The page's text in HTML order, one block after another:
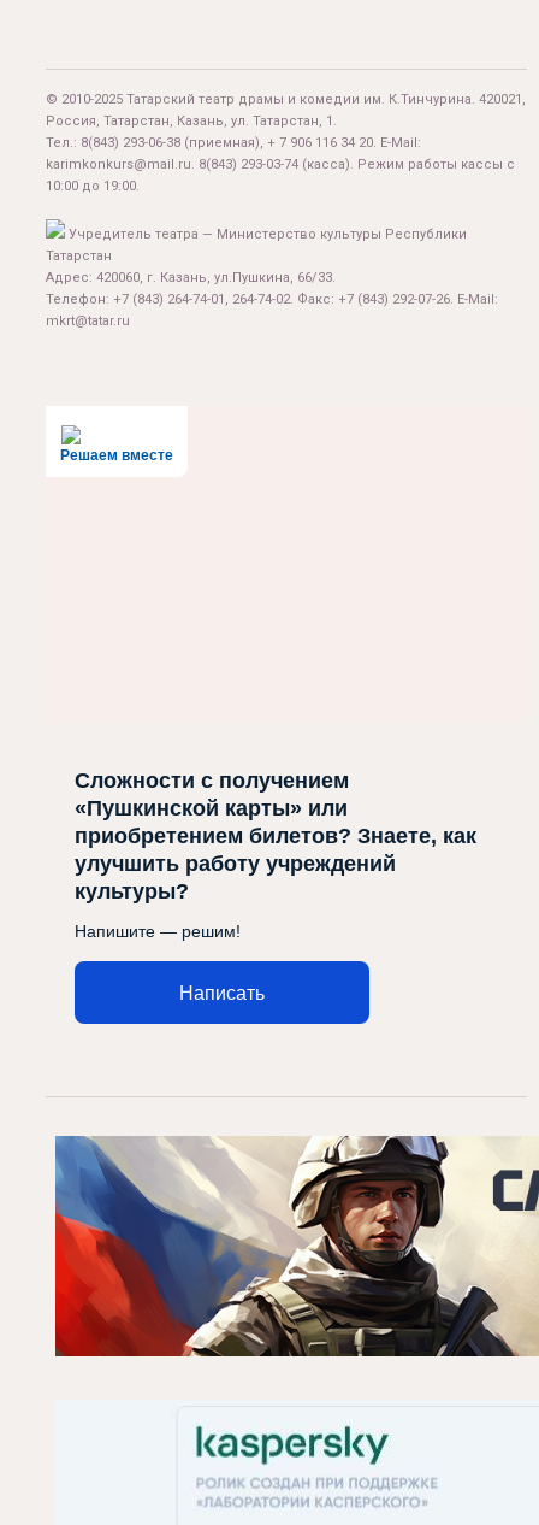
© 2010-2025 Татарский театр драмы и комедии им. К.Тинчурина. 420021,
Россия, Татарстан, Казань, ул. Татарстан, 1.
Тел.: 8(843) 293-06-38 (приемная), + 7 906 116 34 20. E-Mail:
karimkonkurs@mail.ru. 8(843) 293-03-74 (касса). Режим работы кассы с
10:00 до 19:00.
Учредитель театра — Министерство культуры Республики
Татарстан
Адрес: 420060, г. Казань, ул.Пушкина, 66/33.
Телефон: +7 (843) 264-74-01, 264-74-02. Факс: +7 (843) 292-07-26. E-Mail:
mkrt@tatar.ru
Решаем вместе
Сложности с получением
«Пушкинской карты» или
приобретением билетов? Знаете, как
улучшить работу учреждений
культуры?
Напишите — решим!
Написать